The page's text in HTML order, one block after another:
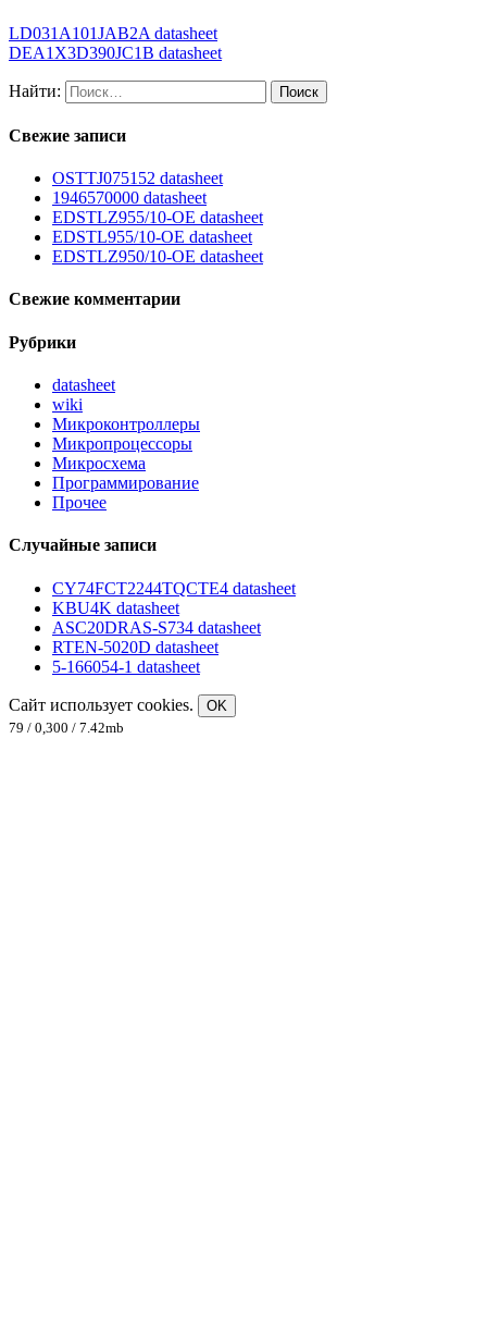
LD031A101JAB2A datasheet
DEA1X3D390JC1B datasheet
Найти:
Свежие записи
OSTTJ075152 datasheet
1946570000 datasheet
EDSTLZ955/10-OE datasheet
EDSTL955/10-OE datasheet
EDSTLZ950/10-OE datasheet
Свежие комментарии
Рубрики
datasheet
wiki
Микроконтроллеры
Микропроцессоры
Микросхема
Программирование
Прочее
Случайные записи
CY74FCT2244TQCTE4 datasheet
KBU4K datasheet
ASC20DRAS-S734 datasheet
RTEN-5020D datasheet
5-166054-1 datasheet
Сайт использует cookies.
OK
79 / 0,300 / 7.42mb